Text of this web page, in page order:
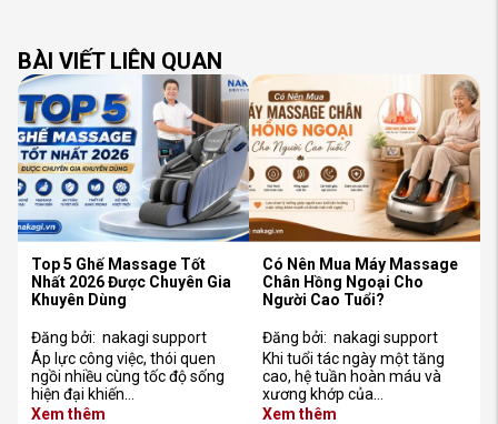
BÀI VIẾT LIÊN QUAN
Top 5 Ghế Massage Tốt
Nhất 2026 Được Chuyên Gia
Khuyên Dùng
Đăng bởi: nakagi support
Áp lực công việc, thói quen
ngồi nhiều cùng tốc độ sống
hiện đại khiến…
Xem thêm
Có Nên Mua Máy Massage
Chân Hồng Ngoại Cho
Người Cao Tuổi?
Đăng bởi: nakagi support
Khi tuổi tác ngày một tăng
cao, hệ tuần hoàn máu và
xương khớp của…
Xem thêm